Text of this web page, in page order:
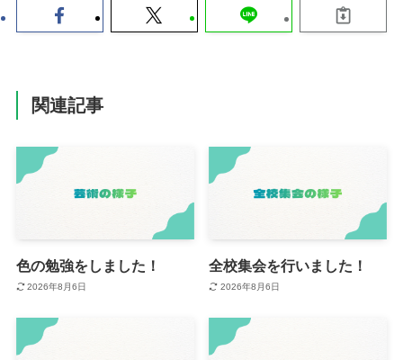
関連記事
色の勉強をしました！
2026年8月6日
全校集会を行いました！
2026年8月6日